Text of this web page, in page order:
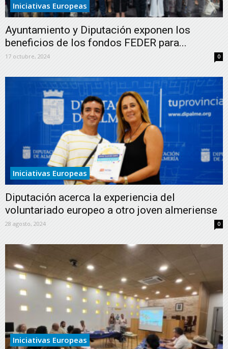
Iniciativas Europeas
Ayuntamiento y Diputación exponen los
beneficios de los fondos FEDER para...
17 octubre, 2024 0
Iniciativas Europeas
Diputación acerca la experiencia del
voluntariado europeo a otro joven almeriense
28 agosto, 2024 0
Iniciativas Europeas